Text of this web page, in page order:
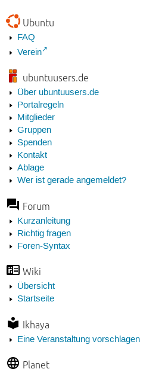
Ubuntu
FAQ
Verein
ubuntuusers.de
Über ubuntuusers.de
Portalregeln
Mitglieder
Gruppen
Spenden
Kontakt
Ablage
Wer ist gerade angemeldet?
Forum
Kurzanleitung
Richtig fragen
Foren-Syntax
Wiki
Übersicht
Startseite
Ikhaya
Eine Veranstaltung vorschlagen
Planet